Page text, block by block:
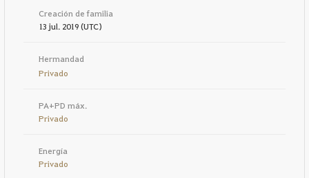
Creación de familia
13 jul. 2019 (UTC)
Hermandad
Privado
PA+PD máx.
Privado
Energía
Privado